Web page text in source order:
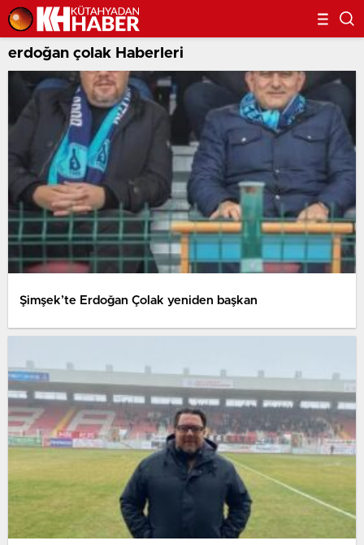
erdoğan çolak Haberleri
Şimşek’te Erdoğan Çolak yeniden başkan